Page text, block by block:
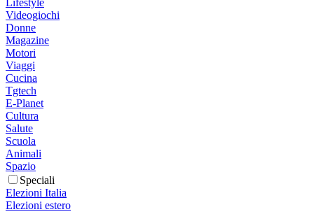
Videogiochi
Donne
Magazine
Motori
Viaggi
Cucina
Tgtech
E-Planet
Cultura
Salute
Scuola
Animali
Spazio
Speciali
Elezioni Italia
Elezioni estero